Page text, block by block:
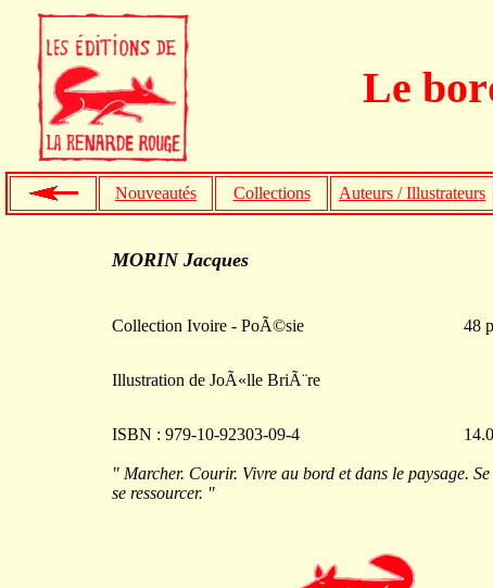
Le
Nouveautés Collections Auteurs / Illustrateurs
MORIN Jacques
Collection Ivoire - PoÃ©sie 48
Illustration de JoÃ«lle BriÃ¨re
ISBN : 979-10-92303-09-4
" Marcher. Courir. Vivre au bord et dans le paysage.
se ressourcer. "